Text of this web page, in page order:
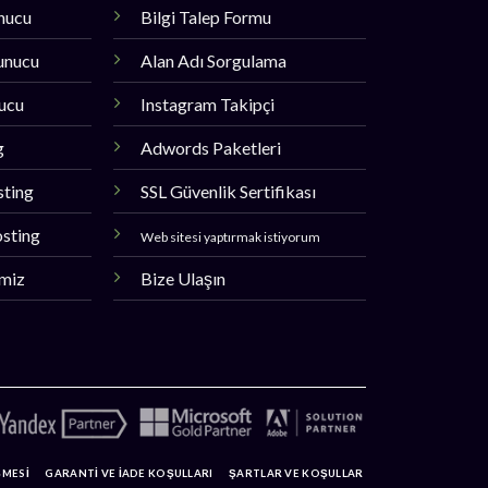
Bilgi Talep Formu
Alan Adı Sorgulama
Instagram Takipçi
Adwords Paketleri
SSL Güvenlik Sertifikası
Web sitesi yaptırmak istiyorum
Bize Ulaşın
GARANTİ VE İADE KOŞULLARI ŞARTLAR VE KOŞULLAR